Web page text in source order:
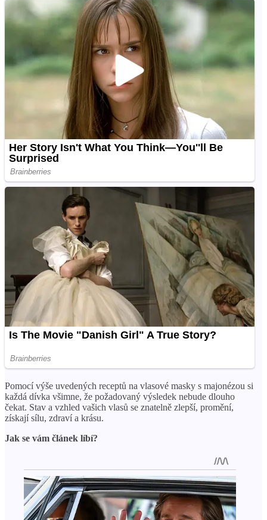
Pomocí výše uvedených receptů na vlasové masky s majonézou si
každá dívka všimne, že požadovaný výsledek nebude dlouho
čekat. Stav a vzhled vašich vlasů se znatelně zlepší, promění,
získají sílu, zdraví a krásu.
Jak se vám článek líbí?